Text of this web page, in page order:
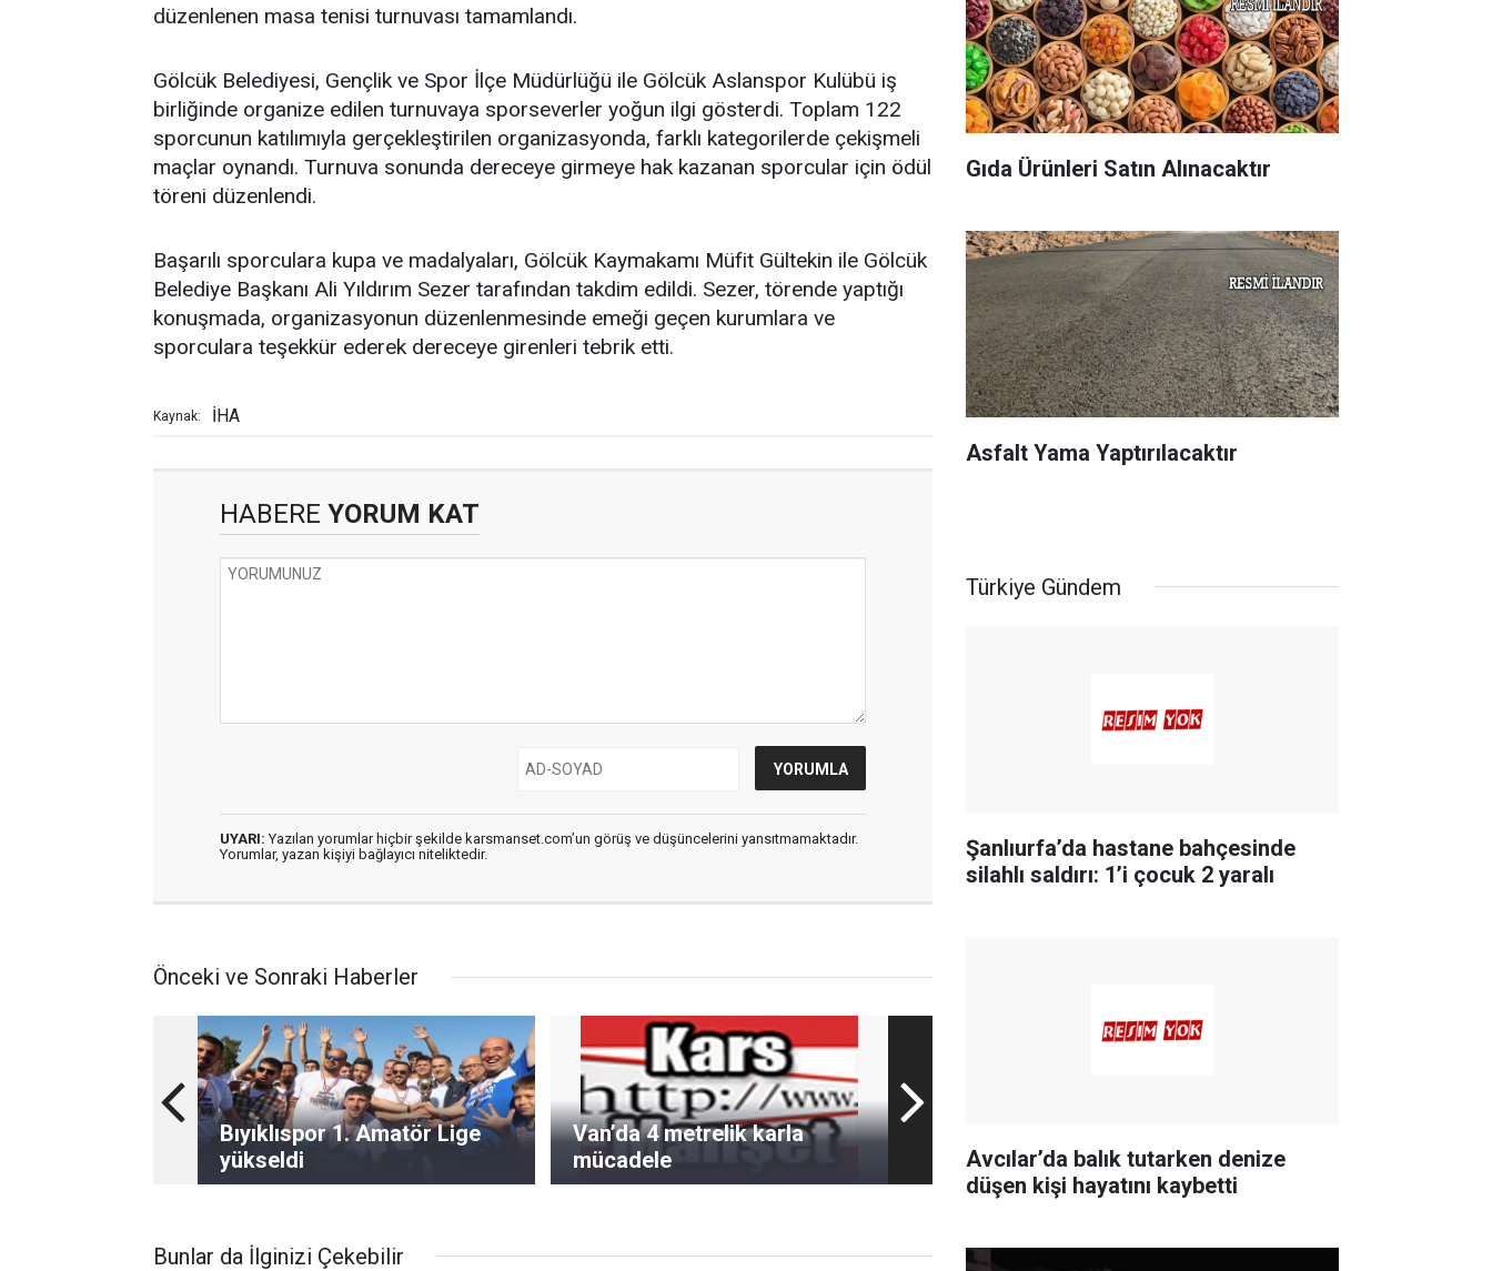
düzenlenen masa tenisi turnuvası tamamlandı.
Gölcük Belediyesi, Gençlik ve Spor İlçe Müdürlüğü ile Gölcük Aslanspor Kulübü iş
birliğinde organize edilen turnuvaya sporseverler yoğun ilgi gösterdi. Toplam 122
sporcunun katılımıyla gerçekleştirilen organizasyonda, farklı kategorilerde çekişmeli
maçlar oynandı. Turnuva sonunda dereceye girmeye hak kazanan sporcular için ödül
töreni düzenlendi.
Başarılı sporculara kupa ve madalyaları, Gölcük Kaymakamı Müfit Gültekin ile Gölcük
Belediye Başkanı Ali Yıldırım Sezer tarafından takdim edildi. Sezer, törende yaptığı
konuşmada, organizasyonun düzenlenmesinde emeği geçen kurumlara ve
sporculara teşekkür ederek dereceye girenleri tebrik etti.
Kaynak: İHA
HABERE YORUM KAT
UYARI: Yazılan yorumlar hiçbir şekilde karsmanset.com’un görüş ve düşüncelerini yansıtmamaktadır.
Yorumlar, yazan kişiyi bağlayıcı niteliktedir.
Önceki ve Sonraki Haberler
Bıyıklıspor 1. Amatör Lige
yükseldi
Van’da 4 metrelik karla
mücadele
Bunlar da İlginizi Çekebilir
Gıda Ürünleri Satın Alınacaktır
Asfalt Yama Yaptırılacaktır
Türkiye Gündem
Şanlıurfa’da hastane bahçesinde
silahlı saldırı: 1’i çocuk 2 yaralı
Avcılar’da balık tutarken denize
düşen kişi hayatını kaybetti